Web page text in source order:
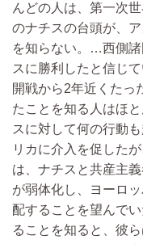
んどの人は、第一次
のナチスの台頭が、
を知らない。…西側
スに勝利したと信じ
開戦から2年近くたっ
たことを知る人はほ
スに対して何の行動
リカに介入を促した
は、ナチスと共産主
が弱体化し、ヨーロ
配することを望んで
ることを知ると、彼